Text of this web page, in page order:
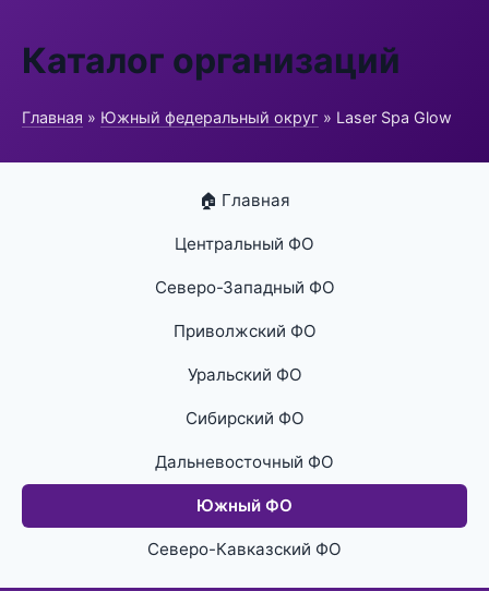
Каталог организаций
Главная » Южный федеральный округ » Laser Spa Glow
🏠 Главная
Центральный ФО
Северо-Западный ФО
Приволжский ФО
Уральский ФО
Сибирский ФО
Дальневосточный ФО
Южный ФО
Северо-Кавказский ФО